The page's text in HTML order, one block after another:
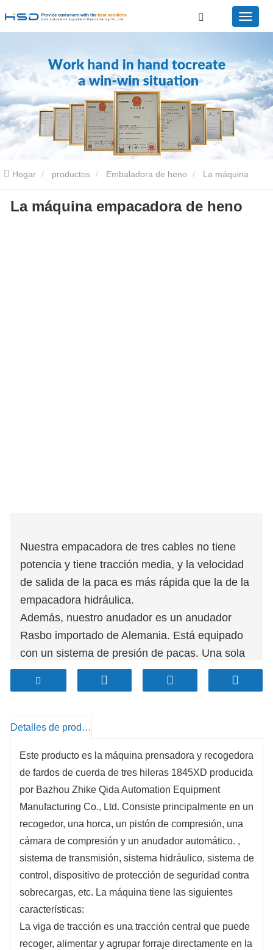
Hogar productos Embaladora de heno
empacadora de heno
La máquina empacadora de heno
Nuestra empacadora de tres cables no tiene
potencia y tiene tracción media, y la velocidad
de salida de la paca es más rápida que la de la
empacadora hidráulica.
Además, nuestro anudador es un anudador
Rasbo importado de Alemania. Está equipado
con un sistema de presión de pacas. Una sola
paca puede alcanzar los 80 kilogramos. Es fácil
de enviar y más rentable. La camioneta adopta
de resorte están hechos de materias primas
forja. Tienen la función de amortiguación y
anticolisión cuando se encuentran obstáculos.
¡Las cinco filas de dientes de resorte
proporcionan una mayor capacidad de
alimentación!
Detalles de producto
Este producto es la máquina prensadora y recogedora
de fardos de cuerda de tres hileras 1845XD producida
por Bazhou Zhike Qida Automation Equipment
Manufacturing Co., Ltd. Consiste principalmente en un
recogedor, una horca, un pistón de compresión, una
cámara de compresión y un anudador automático. ,
sistema de transmisión, sistema hidráulico, sistema de
control, dispositivo de protección de seguridad contra
sobrecargas, etc. La máquina tiene las siguientes
características:
La viga de tracción es una tracción central que puede
recoger, alimentar y agrupar forraje directamente en la